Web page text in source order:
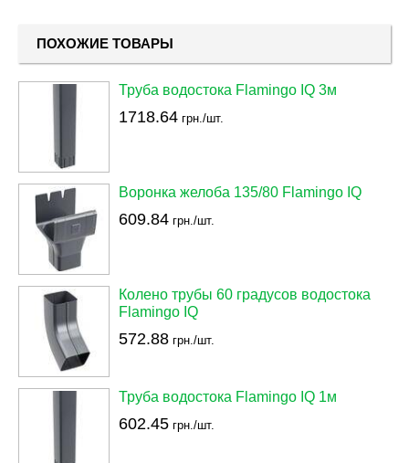
ПОХОЖИЕ ТОВАРЫ
Труба водостока Flamingo IQ 3м
1718.64 грн./шт.
Воронка желоба 135/80 Flamingo IQ
609.84 грн./шт.
Колено трубы 60 градусов водостока
Flamingo IQ
572.88 грн./шт.
Труба водостока Flamingo IQ 1м
602.45 грн./шт.